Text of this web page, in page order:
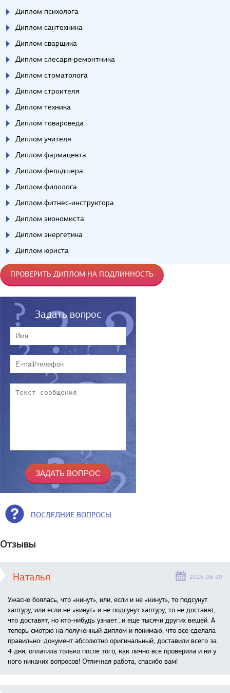
Диплом психолога
Диплом сантехника
Диплом сварщика
Диплом слесаря-ремонтника
Диплом стоматолога
Диплом строителя
Диплом техника
Диплом товароведа
Диплом учителя
Диплом фармацевта
Диплом фельдшера
Диплом филолога
Диплом фитнес-инструктора
Диплом экономиста
Диплом энергетика
Диплом юриста
ПРОВЕРИТЬ ДИПЛОМ НА ПОДЛИННОСТЬ
Задать вопрос
ПОСЛЕДНИЕ ВОПРОСЫ
Отзывы
Наталья 2026-06-20
Ужасно боялась, что «кинут», или, если и не «кинут», то подсунут
халтуру, или если не «кинут» и не подсунут халтуру, то не доставят,
что доставят, но кто-нибудь узнает...и еще тысячи других вещей. А
теперь смотрю на полученный диплом и понимаю, что все сделала
правильно: документ абсолютно оригинальный, доставили всего за
4 дня, оплатила только после того, как лично все проверила и ни у
кого никаких вопросов! Отличная работа, спасибо вам!